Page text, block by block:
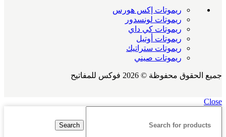
ريموتات إكس هورس
ريموتات لونسدور
ريموتات كي داي
ريموتات أوتيل
ريموتات ستراتيك
ريموتات صيني
جميع الحقوق محفوظة © 2026 فوكس للمفاتيح
Close
Search